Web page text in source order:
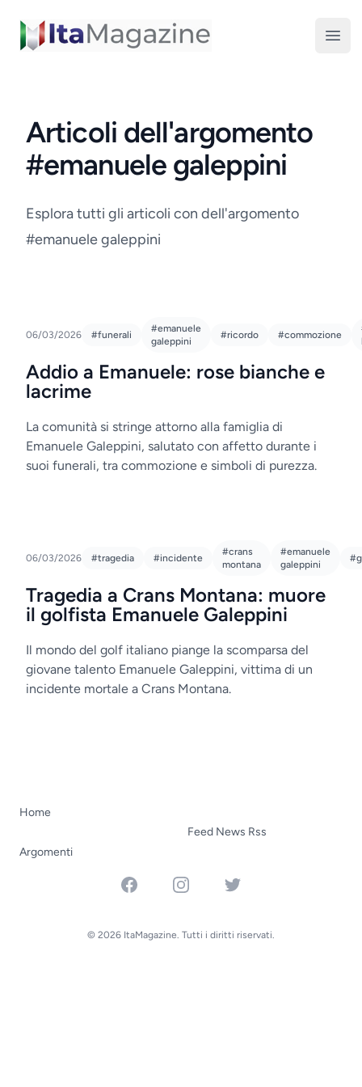
ItaMagazine
Articoli dell'argomento
#emanuele galeppini
Esplora tutti gli articoli con dell'argomento
#emanuele galeppini
06/03/2026 #funerali
#emanuele
galeppini
#ricordo #commozione
Addio a Emanuele: rose bianche e
lacrime
La comunità si stringe attorno alla famiglia di
Emanuele Galeppini, salutato con affetto durante i
suoi funerali, tra commozione e simboli di purezza.
06/03/2026 #tragedia #incidente
#crans
montana
#emanuele
galeppini
Tragedia a Crans Montana: muore
il golfista Emanuele Galeppini
Il mondo del golf italiano piange la scomparsa del
giovane talento Emanuele Galeppini, vittima di un
incidente mortale a Crans Montana.
Home
Argomenti
Feed News Rss
FacebookInstagramTwitter
© 2026 ItaMagazine. Tutti i diritti riservati.